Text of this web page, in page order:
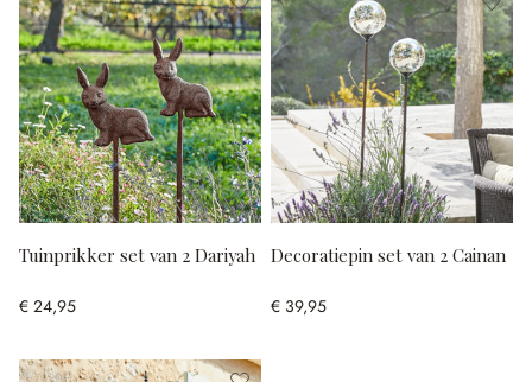
Tuinprikker set van 2 Dariyah
€ 24,95
Decoratiepin set van 2 Cainan
€ 39,95